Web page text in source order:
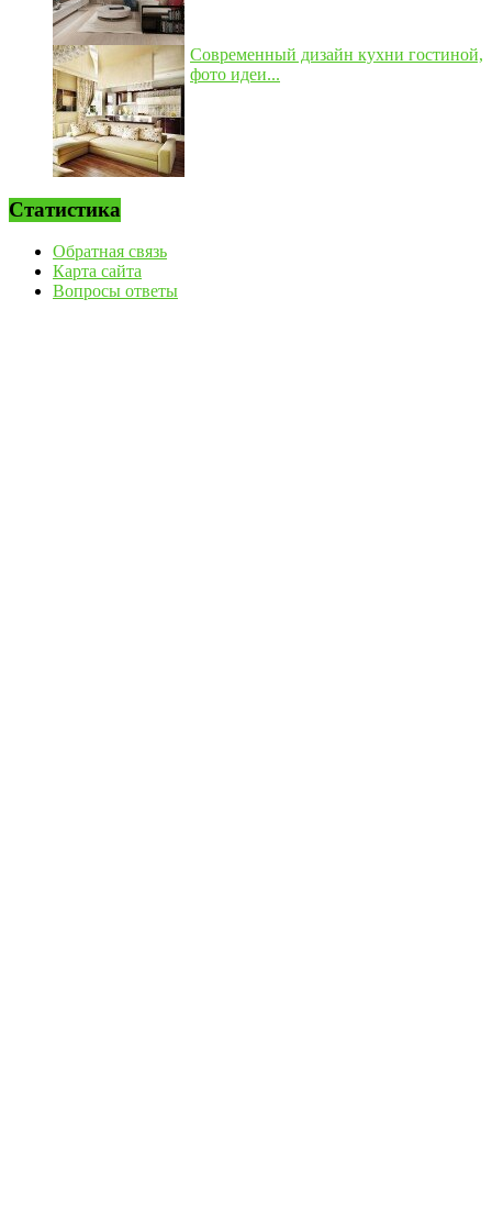
Современный дизайн кухни гостиной,
фото идеи...
Статистика
Обратная связь
Карта сайта
Вопросы ответы